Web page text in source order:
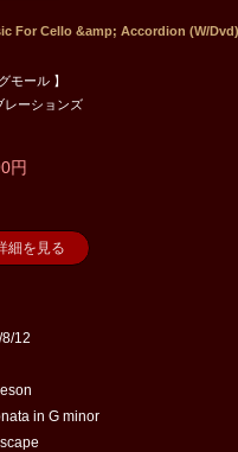
For Cello &amp; Accordion (W/Dvd)
モール 】
レーションズ
円
細を見る
12
in G minor